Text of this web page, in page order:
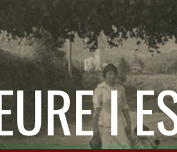
Skip to
I